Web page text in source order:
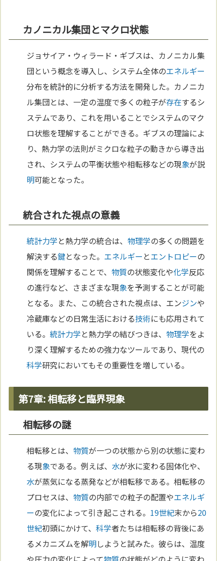
カノニカル集団とマクロ状態
ジョサイア・ウィラード・ギブスは、カノニカル集
団という概念を導入し、システム全体のエネルギー
分布を統計的に分析する方法を開発した。カノニカ
ル集団とは、一定の温度で多くの粒子が存在するシ
ステムであり、これを用いることでシステムのマク
ロ状態を理解することができる。ギブスの理論によ
り、熱力学の法則がミクロな粒子の動きから導き出
され、システムの平衡状態や相転移などの現象が説
明可能となった。
統合された視点の意義
統計力学と熱力学の統合は、 物理学の多くの問題を
解決する鍵となった。 エネルギー とエントロピーの
関係を理解することで、 物質の状態変化や化学反応
の進行など、さまざまな現象を予測することが可能
となる。また、この統合された視点は、エンジンや
冷蔵庫などの日常生活における技術にも応用されて
いる。統計力学と熱力学の結びつきは、 物理学をよ
り深く理解するための強力なツールであり、現代の
科学研究においてもその重要性を増している。
第7章: 相転移と臨界現象
相転移の謎
相転移とは、 物質が一つの状態から別の状態に変わ
る現象である。例えば、水が氷に変わる固体化や、
水が蒸気になる蒸発などが相転移である。相転移の
プロセスは、 物質の内部での粒子の配置やエネルギ
ーの変化によって引き起こされる。 19世紀末から20
世紀初頭にかけて、科学者たちは相転移の背後にあ
るメカニズムを解明しようと試みた。彼らは、温度